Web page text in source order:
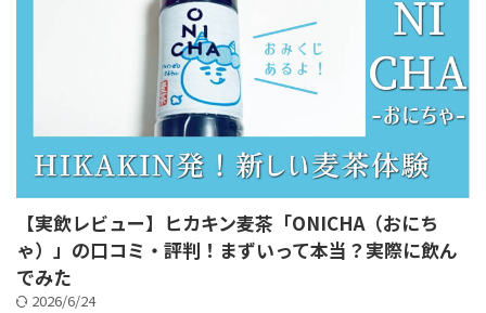
【実飲レビュー】ヒカキン麦茶「ONICHA（おにち
ゃ）」の口コミ・評判！まずいって本当？実際に飲ん
でみた
2026/6/24